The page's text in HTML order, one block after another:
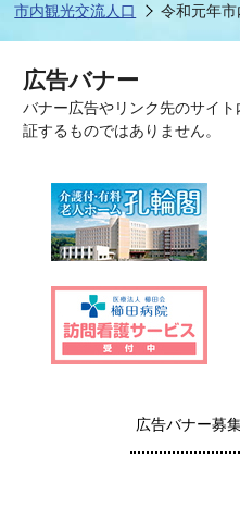
市内観光交流人口
令和元年
広告バナー
バナー広告やリンク先のサイ
証するものではありません。
広告バナー募